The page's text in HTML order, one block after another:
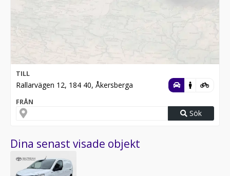
TILL
Rallarvägen 12, 184 40, Åkersberga
FRÅN
Sök
Dina senast visade objekt